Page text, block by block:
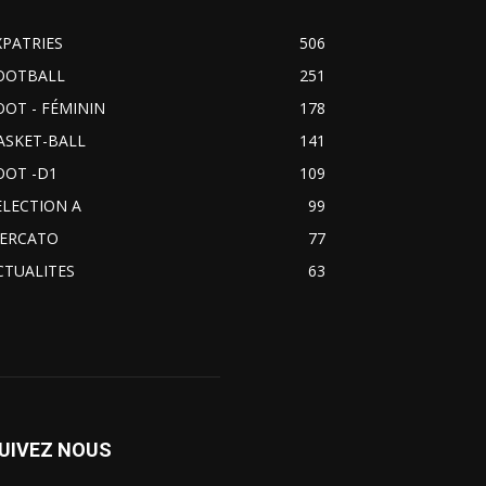
506
251
- FÉMININ
178
BALL
141
-D1
109
A
99
77
63
NOUS